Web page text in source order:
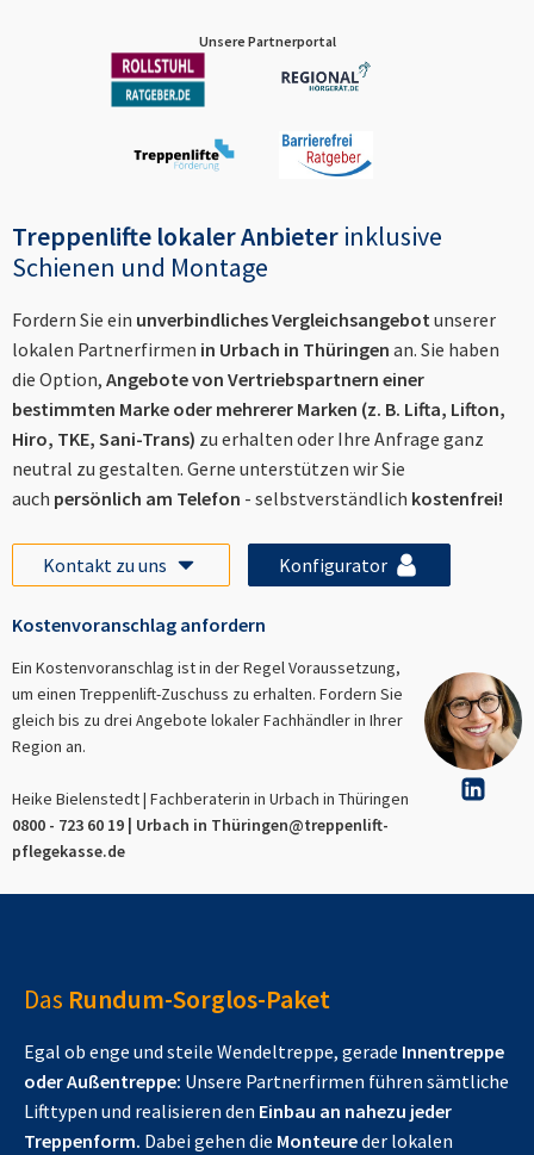
Unsere Partnerportal
Treppenlifte lokaler Anbieter inklusive
Schienen und Montage
Fordern Sie ein unverbindliches Vergleichsangebotunserer
lokalen Partnerfirmen in Urbach in Thüringen an. Sie haben
die Option, Angebote von Vertriebspartnern einer
bestimmten Marke oder mehrerer Marken (z. B. Lifta, Lifton,
Hiro, TKE, Sani-Trans) zu erhalten oder Ihre Anfrage ganz
neutral zu gestalten. Gerne unterstützen wir Sie
auch persönlich am Telefon - selbstverständlich kostenfrei!
Kontakt zu uns Konfigurator
Kostenvoranschlag anfordern
Ein Kostenvoranschlag ist in der Regel Voraussetzung,
um einen Treppenlift-Zuschuss zu erhalten. Fordern Sie
gleich bis zu drei Angebote lokaler Fachhändler in Ihrer
Region an.
Heike Bielenstedt | Fachberaterin in Urbach in Thüringen
0800 - 723 60 19 | Urbach in Thüringen@treppenlift-
pflegekasse.de
Das Rundum-Sorglos-Paket
Egal ob enge und steile Wendeltreppe, gerade Innentreppe
oder Außentreppe: Unsere Partnerfirmen führen sämtliche
Lifttypen und realisieren den Einbau an nahezu jeder
Treppenform. Dabei gehen die Monteureder lokalen